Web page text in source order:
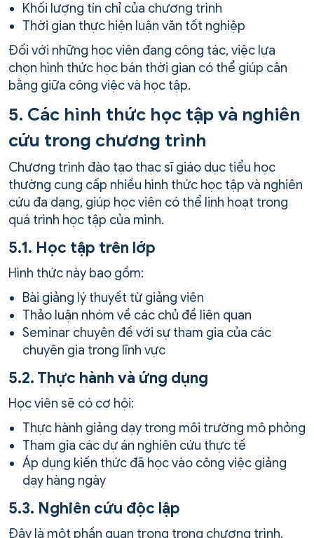
Khối lượng tín chỉ của chương trình
Thời gian thực hiện luận văn tốt nghiệp
Đối với những học viên đang công tác, việc lựa
chọn hình thức học bán thời gian có thể giúp cân
bằng giữa công việc và học tập.
5. Các hình thức học tập và nghiên
cứu trong chương trình
Chương trình đào tạo thạc sĩ giáo dục tiểu học
thường cung cấp nhiều hình thức học tập và nghiên
cứu đa dạng, giúp học viên có thể linh hoạt trong
quá trình học tập của mình.
5.1. Học tập trên lớp
Hình thức này bao gồm:
Bài giảng lý thuyết từ giảng viên
Thảo luận nhóm về các chủ đề liên quan
Seminar chuyên đề với sự tham gia của các
chuyên gia trong lĩnh vực
5.2. Thực hành và ứng dụng
Học viên sẽ có cơ hội:
Thực hành giảng dạy trong môi trường mô phỏng
Tham gia các dự án nghiên cứu thực tế
Áp dụng kiến thức đã học vào công việc giảng
dạy hàng ngày
5.3. Nghiên cứu độc lập
Đây là một phần quan trọng trong chương trình,